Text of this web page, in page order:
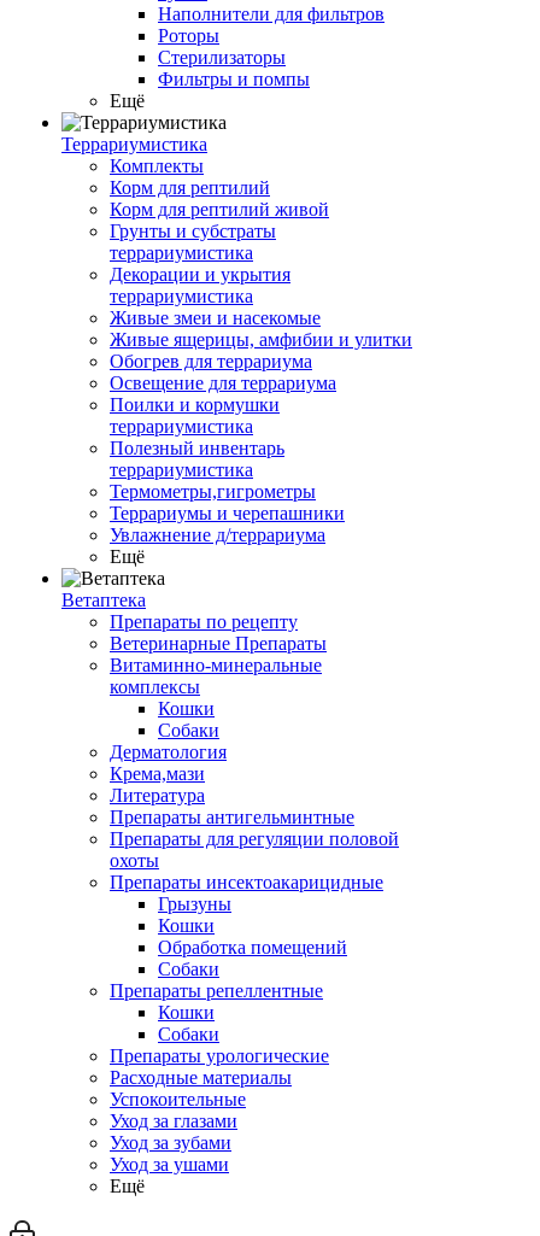
Наполнители для фильтров
Роторы
Стерилизаторы
Фильтры и помпы
Ещё
Террариумистика
Комплекты
Корм для рептилий
Корм для рептилий живой
Грунты и субстраты
террариумистика
Декорации и укрытия
террариумистика
Живые змеи и насекомые
Живые ящерицы, амфибии и улитки
Обогрев для террариума
Освещение для террариума
Поилки и кормушки
террариумистика
Полезный инвентарь
террариумистика
Термометры,гигрометры
Террариумы и черепашники
Увлажнение д/террариума
Ещё
Ветаптека
Препараты по рецепту
Ветеринарные Препараты
Витаминно-минеральные
комплексы
Кошки
Собаки
Дерматология
Крема,мази
Литература
Препараты антигельминтные
Препараты для регуляции половой
охоты
Препараты инсектоакарицидные
Грызуны
Кошки
Обработка помещений
Собаки
Препараты репеллентные
Кошки
Собаки
Препараты урологические
Расходные материалы
Успокоительные
Уход за глазами
Уход за зубами
Уход за ушами
Ещё